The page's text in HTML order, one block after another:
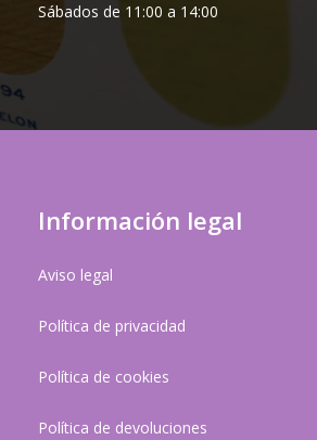
Sábados de 11:00 a 14:00
Información legal
Aviso legal
Política de privacidad
Política de cookies
Política de devoluciones